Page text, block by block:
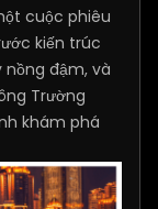
cuộc phiêu
kiến trúc
đậm, và
Trường
khám phá